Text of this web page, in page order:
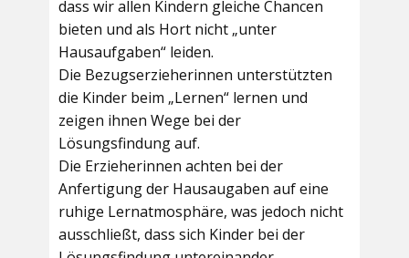
dass wir allen Kindern gleiche Chancen
bieten und als Hort nicht „unter
Hausaufgaben“ leiden.
Die Bezugserzieherinnen unterstützten
die Kinder beim „Lernen“ lernen und
zeigen ihnen Wege bei der
Lösungsfindung auf.
Die Erzieherinnen achten bei der
Anfertigung der Hausaugaben auf eine
ruhige Lernatmosphäre, was jedoch nicht
ausschließt, dass sich Kinder bei der